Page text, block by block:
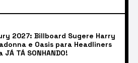
2027: Billboard Sugere Harry
e Oasis para Headliners
TÁ SONHANDO!